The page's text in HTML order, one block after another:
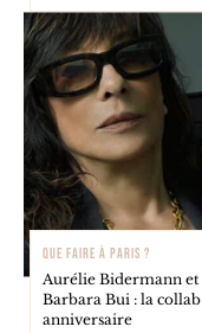
QUE FAIRE À PARIS ?
Aurélie Bidermann et
Barbara Bui : la collab
anniversaire